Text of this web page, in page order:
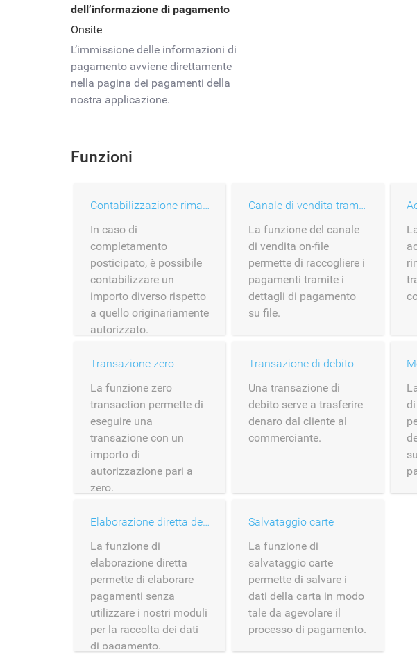
dell’informazione di pagamento
Onsite
L’immissione delle informazioni di
pagamento avviene direttamente
nella pagina dei pagamenti della
nostra applicazione.
Funzioni
Contabilizzazione rimandata
In caso di
completamento
posticipato, è possibile
contabilizzare un
importo diverso rispetto
a quello originariamente
autorizzato.
Canale di vendita tramite carte depositate
La funzione del canale
di vendita on-file
permette di raccogliere i
pagamenti tramite i
dettagli di pagamento
su file.
Transazione zero
La funzione zero
transaction permette di
eseguire una
transazione con un
importo di
autorizzazione pari a
zero.
Transazione di debito
Una transazione di
debito serve a trasferire
denaro dal cliente al
commerciante.
Elaborazione diretta della carta
La funzione di
elaborazione diretta
permette di elaborare
pagamenti senza
utilizzare i nostri moduli
per la raccolta dei dati
di pagamento.
Salvataggio carte
La funzione di
salvataggio carte
permette di salvare i
dati della carta in modo
tale da agevolare il
processo di pagamento.